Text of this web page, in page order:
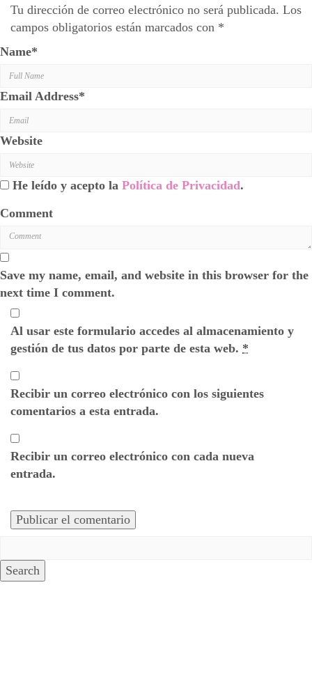
Tu dirección de correo electrónico no será publicada. Los
campos obligatorios están marcados con *
Name*
Email Address*
Website
He leído y acepto la Política de Privacidad.
Comment
Save my name, email, and website in this browser for the
next time I comment.
Al usar este formulario accedes al almacenamiento y
gestión de tus datos por parte de esta web. *
Recibir un correo electrónico con los siguientes
comentarios a esta entrada.
Recibir un correo electrónico con cada nueva
entrada.
Search